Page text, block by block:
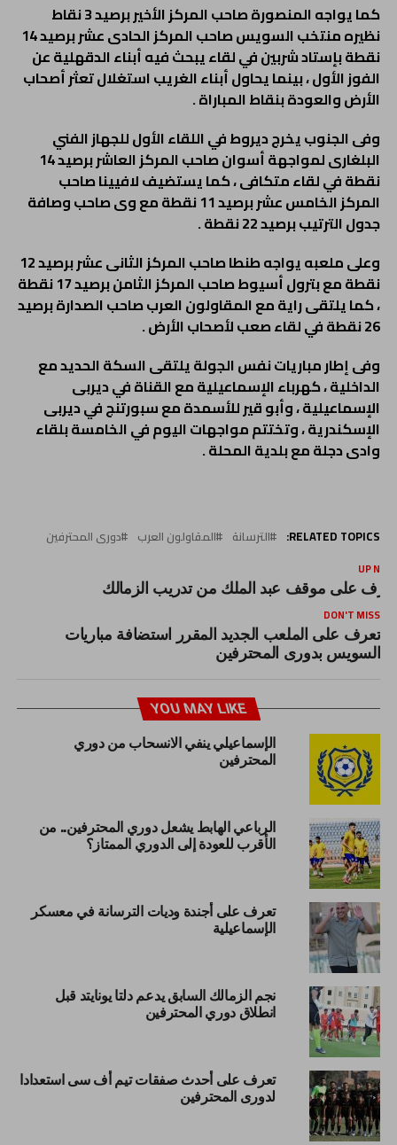
كما يواجه المنصورة صاحب المركز الأخير برصيد 3 نقاط
نظيره منتخب السويس صاحب المركز الحادى عشر برصيد 14
نقطة بإستاد شربين في لقاء يبحث فيه أبناء الدقهلية عن
الفوز الأول ، بينما يحاول أبناء الغريب استغلال تعثر أصحاب
الأرض والعودة بنقاط المباراة .
وفى الجنوب يخرج ديروط في اللقاء الأول للجهاز الفني
البلغارى لمواجهة أسوان صاحب المركز العاشر برصيد 14
نقطة في لقاء متكافى ، كما يستضيف لافيينا صاحب
المركز الخامس عشر برصيد 11 نقطة مع وى صاحب وصافة
جدول الترتيب برصيد 22 نقطة .
وعلى ملعبه يواجه طنطا صاحب المركز الثانى عشر برصيد 12
نقطة مع بترول أسيوط صاحب المركز الثامن برصيد 17 نقطة
، كما يلتقى راية مع المقاولون العرب صاحب الصدارة برصيد
26 نقطة في لقاء صعب لأصحاب الأرض .
وفى إطار مباريات نفس الجولة يلتقى السكة الحديد مع
الداخلية ، كهرباء الإسماعيلية مع القناة في ديربى
الإسماعيلية ، وأبو قير للأسمدة مع سبورتنج في ديربى
الإسكندرية ، وتختتم مواجهات اليوم في الخامسة بلقاء
وادى دجلة مع بلدية المحلة .
RELATED TOPICS: الترسانة المقاولون العرب دورى المحترفين
UP
على موقف عبد الملك من تدريب الزمالك
DON'T MISS
تعرف على الملعب الجديد المقرر استضافة مباريات
السويس بدورى المحترفين
YOU MAY LIKE
الإسماعيلي ينفي الانسحاب من دوري
المحترفين
الرباعي الهابط يشعل دوري المحترفين.. من
الأقرب للعودة إلى الدوري الممتاز؟
تعرف على أجندة وديات الترسانة في معسكر
الإسماعيلية
نجم الزمالك السابق يدعم دلتا يونايتد قبل
انطلاق دوري المحترفين
تعرف على أحدث صفقات تيم أف سى استعدادا
لدورى المحترفين